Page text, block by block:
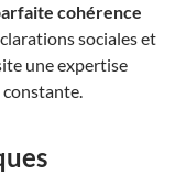
cohérence
sociales et
une expertise
.